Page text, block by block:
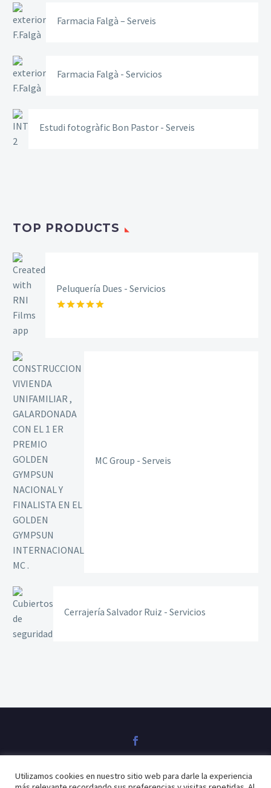
Farmacia Falgà – Serveis
Farmacia Falgà - Servicios
Estudi fotogràfic Bon Pastor - Serveis
TOP PRODUCTS
Peluquería Dues - Servicios
MC Group - Serveis
Cerrajería Salvador Ruiz - Servicios
Políticas de privacidad Políticas de cookies
Utilizamos cookies en nuestro sitio web para darle la experiencia